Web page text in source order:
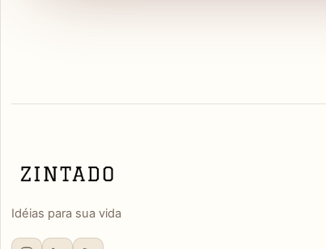
Idéias para sua vida